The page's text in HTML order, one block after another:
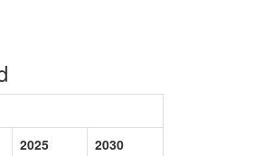
2025
2030